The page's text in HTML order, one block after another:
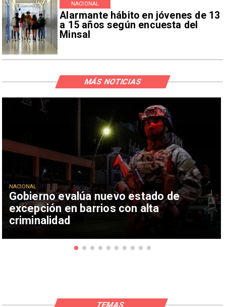
Alarmante hábito en jóvenes de 13
a 15 años según encuesta del
Minsal
NACIONAL
Gobierno evalúa nuevo estado de
excepción en barrios con alta
criminalidad
NACIONAL
MÁS NOTICIAS
TEMAS